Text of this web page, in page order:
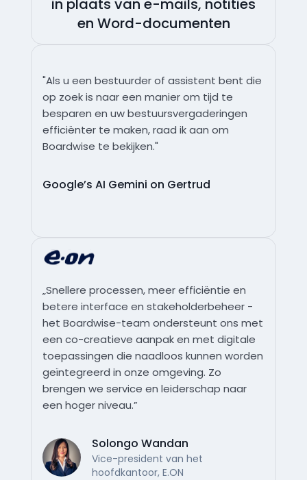
in plaats van e-mails, notities
en Word-documenten
"Als u een bestuurder of assistent bent die
op zoek is naar een manier om tijd te
besparen en uw bestuursvergaderingen
efficiënter te maken, raad ik aan om
Boardwise te bekijken."
Google’s AI Gemini on Gertrud
„Snellere processen, meer efficiëntie en
betere interface en stakeholderbeheer -
het Boardwise-team ondersteunt ons met
een co-creatieve aanpak en met digitale
toepassingen die naadloos kunnen worden
geïntegreerd in onze omgeving. Zo
brengen we service en leiderschap naar
een hoger niveau.”
Solongo Wandan
Vice-president van het
hoofdkantoor, E.ON